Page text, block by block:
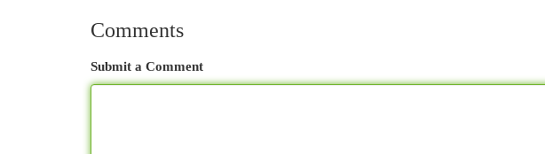
Comments
Submit a Comment